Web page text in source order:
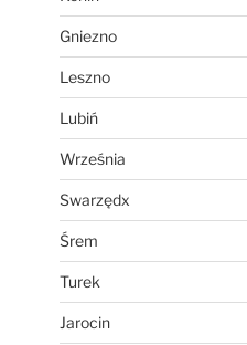
Gniezno
Leszno
Lubiń
Września
Swarzędx
Śrem
Turek
Jarocin